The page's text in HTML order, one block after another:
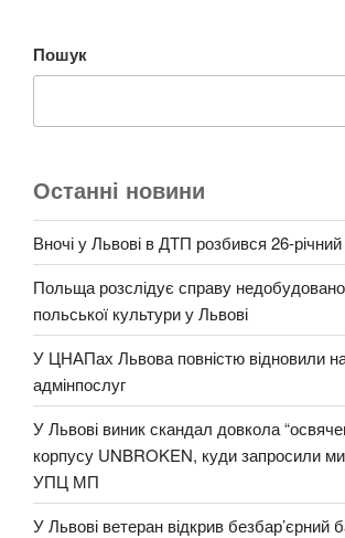
Пошук
Останні новини
Вночі у Львові в ДТП розбився 26-
Польща розслідує справу
польської культури у Львові
У ЦНАПах Львова повністю відновили
адмінпослуг
У Львові виник скандал довкола
корпусу UNBROKEN, куди запросили
УПЦ МП
У Львові ветеран відкрив безбар’єрний